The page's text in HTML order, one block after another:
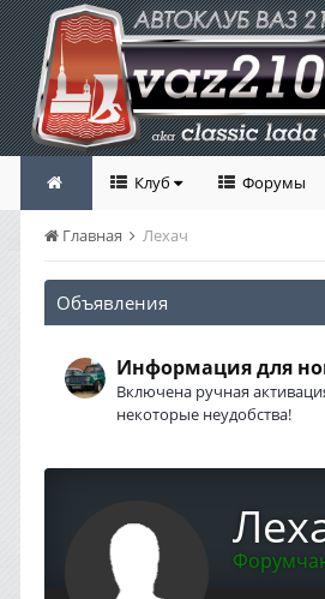
Клуб Форумы
Главная Лехач
Объявления
Информация для
Включена ручная
некоторые неудобства!